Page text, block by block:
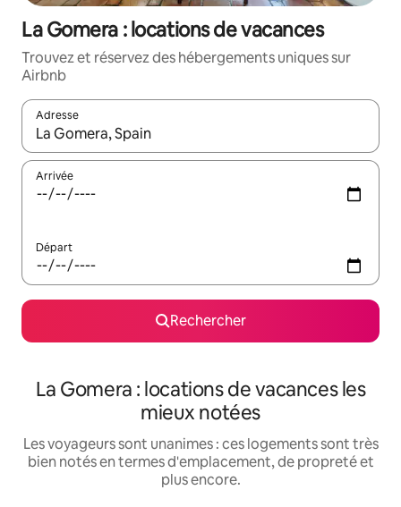
La Gomera : locations de vacances
Trouvez et réservez des hébergements uniques sur
Airbnb
Adresse
Lorsque les résultats s'affichent, utilisez les flèches vers le
Arrivée
Départ
Rechercher
La Gomera : locations de vacances les
mieux notées
Les voyageurs sont unanimes : ces logements sont très
bien notés en termes d'emplacement, de propreté et
plus encore.